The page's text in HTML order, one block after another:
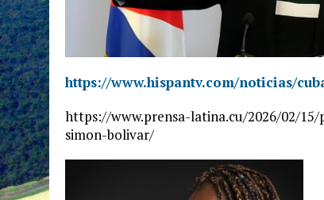
https://www.hispantv.com/noticias/
https://www.prensa-latina.cu/2026/02/
simon-bolivar/